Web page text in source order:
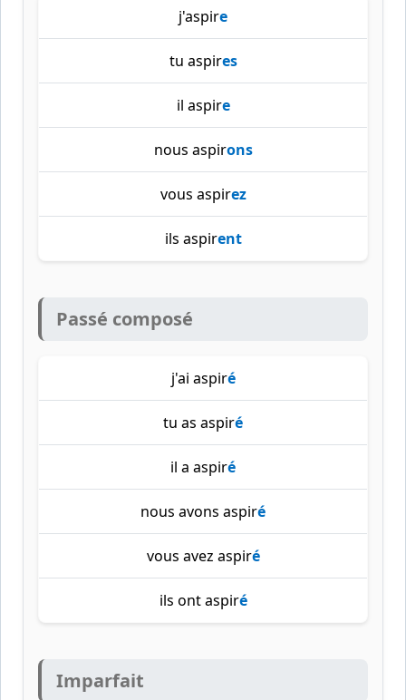
j'aspire
tu aspires
il aspire
nous aspirons
vous aspirez
ils aspirent
Passé composé
j'ai aspiré
tu as aspiré
il a aspiré
nous avons aspiré
vous avez aspiré
ils ont aspiré
Imparfait